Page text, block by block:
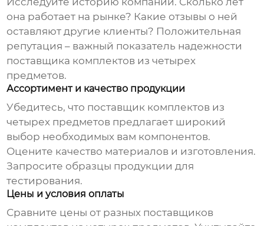
она работает на рынке? Какие отзывы о ней
оставляют другие клиенты? Положительная
репутация – важный показатель надежности
поставщика комплектов из четырех
предметов.
Ассортимент и качество продукции
Убедитесь, что поставщик комплектов из
четырех предметов предлагает широкий
выбор необходимых вам компонентов.
Оцените качество материалов и изготовления.
Запросите образцы продукции для
тестирования.
Цены и условия оплаты
Сравните цены от разных поставщиков